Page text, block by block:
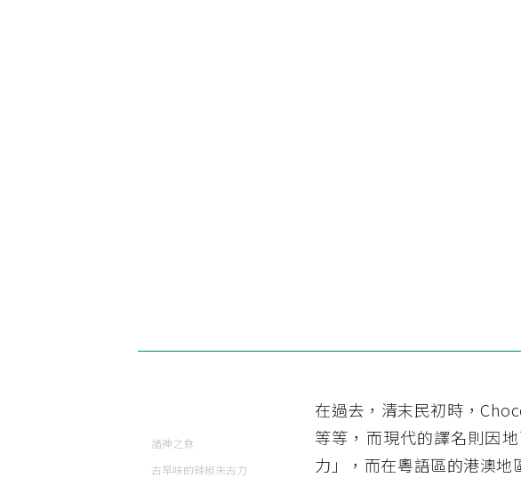
諸神之食
古早味的辣椒朱古力
在過去，清末民初時，
等等，而現代的譯名則因
力」，而在粵語區的港澳